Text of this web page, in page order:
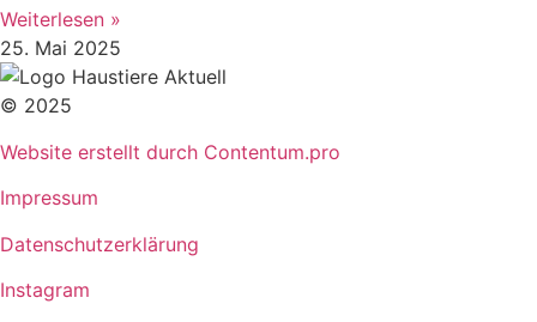
Weiterlesen »
25. Mai 2025
© 2025
Website erstellt durch Contentum.pro
Impressum
Datenschutzerklärung
Instagram